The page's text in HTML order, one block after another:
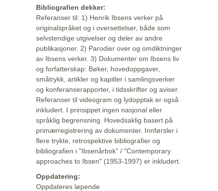
Bibliografien dekker:
Referanser til: 1) Henrik Ibsens verker på
originalspråket og i oversettelser, både som
selvstendige utgivelser og deler av andre
publikasjoner. 2) Parodier over og omdiktninger
av Ibsens verker. 3) Dokumenter om Ibsens liv
og forfatterskap: Bøker, hovedoppgaver,
småtrykk, artikler og kapitler i samlingsverker
og konferanserapporter, i tidsskrifter og aviser.
Referanser til videogram og lydopptak er også
inkludert. I prinsippet ingen nasjonal eller
språklig begrensning. Hovedsaklig basert på
primærregistrering av dokumenter. Innførsler i
flere trykte, retrospektive bibliografier og
bibliografien i "Ibsenårbok" / "Contemporary
approaches to Ibsen" (1953-1997) er inkludert.
Oppdatering:
Oppdateres løpende